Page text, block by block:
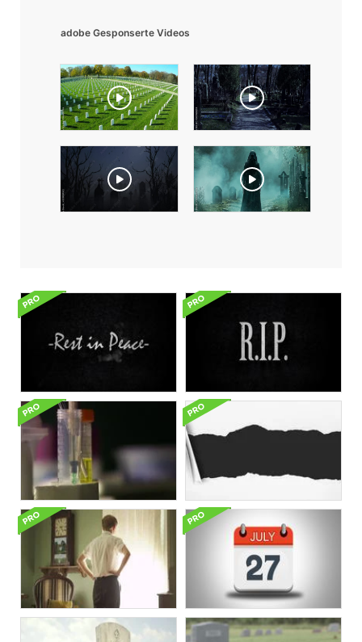
adobe Gesponserte Videos